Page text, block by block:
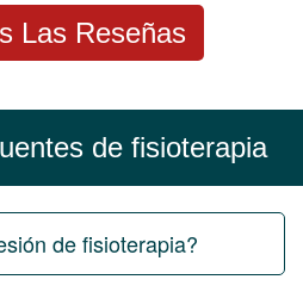
Las Reseñas
de fisioterapia
de fisioterapia?